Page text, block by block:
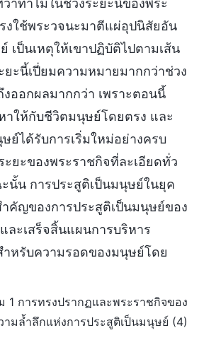
งใช้พระวจนะมาตีแผ่อุปนิสัยอัน
เป็นเหตุให้เขาปฏิบัติไปตามเส้น
ะนี้เปี่ยมความหมายมากกว่าช่วง
ออกผลมากกว่า เพราะตอนนี้
าให้กับชีวิตมนุษย์โดยตรง และ
ย์ได้รับการเริ่มใหม่อย่างครบ
ยะของพระราชกิจที่ละเอียดทั่ว
นั้น การประสูติเป็นมนุษย์ในยุค
คัญของการประสูติเป็นมนุษย์ของ
ละเสร็จสิ้นแผนการบริหาร
ำหรับความรอดของมนุษย์โดย
1 การทรงปรากฏและพระราชกิจของ
ามล้ำลึกแห่งการประสูติเป็นมนุษย์ (4)